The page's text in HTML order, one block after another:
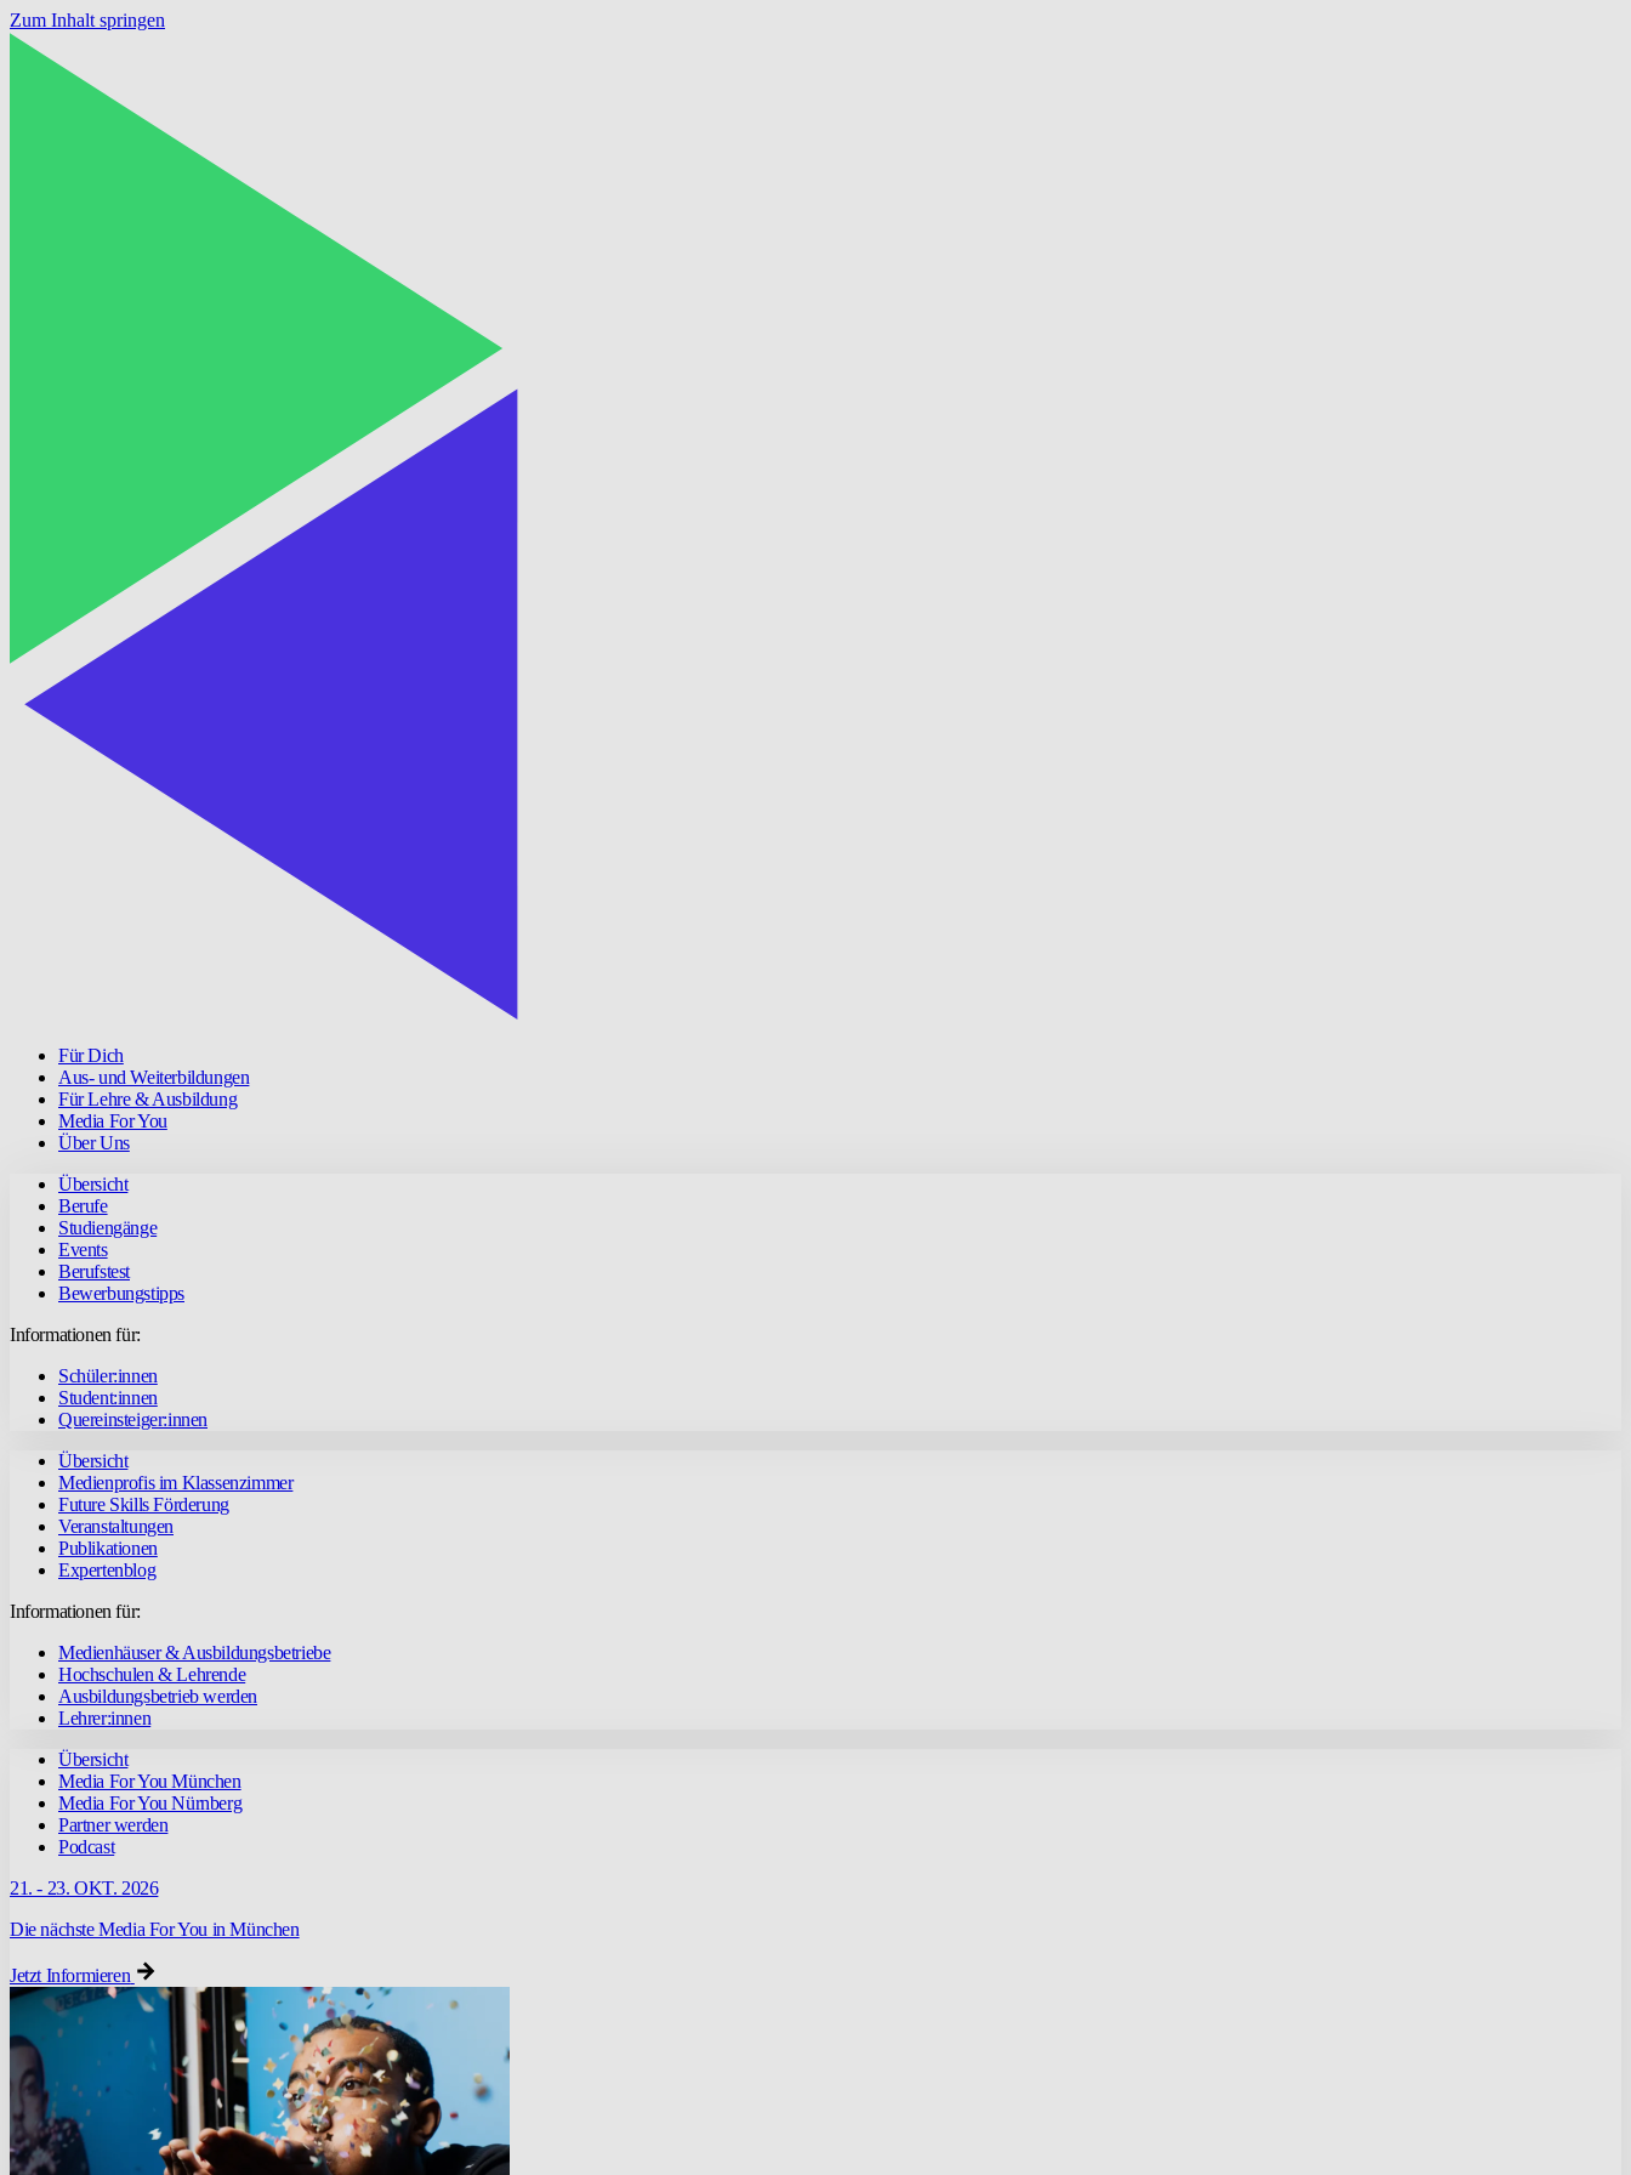
Zum Inhalt springen
Für Dich
Aus- und Weiterbildungen
Für Lehre & Ausbildung
Media For You
Über Uns
Übersicht
Berufe
Studiengänge
Events
Berufstest
Bewerbungstipps
Informationen für:
Schüler:innen
Student:innen
Quereinsteiger:innen
Übersicht
Medienprofis im Klassenzimmer
Future Skills Förderung
Veranstaltungen
Publikationen
Expertenblog
Informationen für:
Medienhäuser & Ausbildungsbetriebe
Hochschulen & Lehrende
Ausbildungsbetrieb werden
Lehrer:innen
Übersicht
Media For You München
Media For You Nürnberg
Partner werden
Podcast
21. - 23. OKT. 2026
Die nächste Media For You in München
Jetzt Informieren